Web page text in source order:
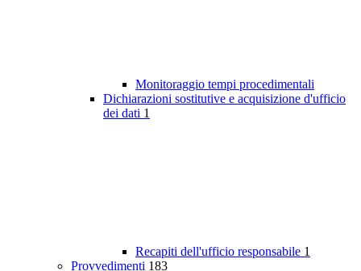
Monitoraggio tempi procedimentali
Dichiarazioni sostitutive e acquisizione d'ufficio
dei dati 1
Recapiti dell'ufficio responsabile 1
Provvedimenti 183